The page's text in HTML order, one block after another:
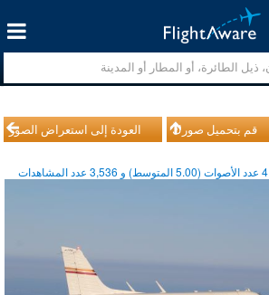
العودة إلى استعراض الصور قم بتحميل صورك
4عدد الأصوات (5.00المتوسط) و 3,536عدد المشاهدات